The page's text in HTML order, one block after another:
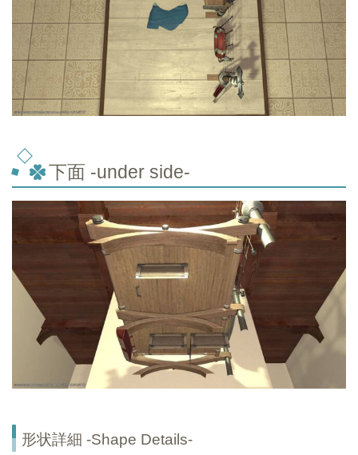
下面 -under side-
形状詳細 -Shape Details-